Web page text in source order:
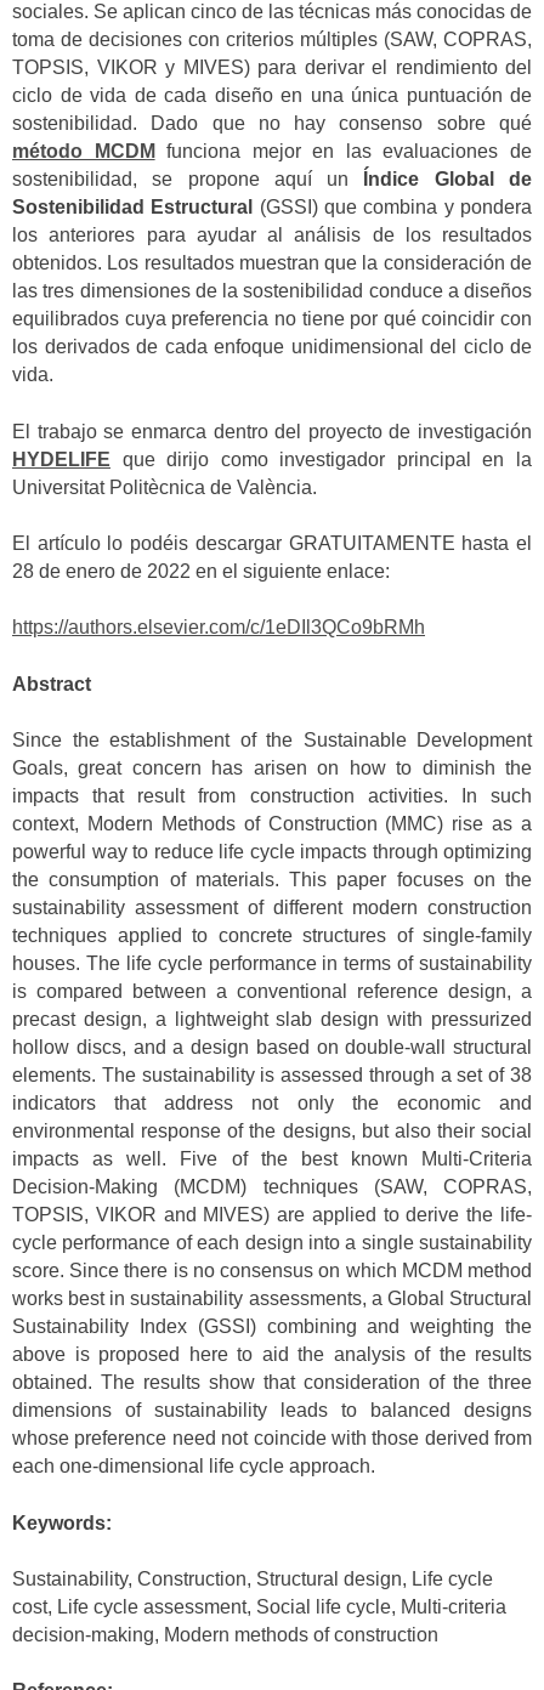
sociales. Se aplican cinco de las técnicas más conocidas de
toma de decisiones con criterios múltiples (SAW, COPRAS,
TOPSIS, VIKOR y MIVES) para derivar el rendimiento del
ciclo de vida de cada diseño en una única puntuación de
sostenibilidad. Dado que no hay consenso sobre qué
método MCDM funciona mejor en las evaluaciones de
sostenibilidad, se propone aquí un
Índice Global de
Sostenibilidad Estructural
(GSSI) que combina y pondera
los anteriores para ayudar al análisis de los resultados
obtenidos. Los resultados muestran que la consideración de
las tres dimensiones de la sostenibilidad conduce a diseños
equilibrados cuya preferencia no tiene por qué coincidir con
los derivados de cada enfoque unidimensional del ciclo de
vida.
El trabajo se enmarca dentro del proyecto de investigación
HYDELIFE que dirijo como investigador principal en la
Universitat Politècnica de València.
El artículo lo podéis descargar GRATUITAMENTE hasta el
28 de enero de 2022 en el siguiente enlace:
https://authors.elsevier.com/c/1eDIl3QCo9bRMh
Abstract
Since the establishment of the Sustainable Development
Goals, great concern has arisen on how to diminish the
impacts that result from construction activities. In such
context, Modern Methods of Construction (MMC) rise as a
powerful way to reduce life cycle impacts through optimizing
the consumption of materials. This paper focuses on the
sustainability assessment of different modern construction
techniques applied to concrete structures of single-family
houses. The life cycle performance in terms of sustainability
is compared between a conventional reference design, a
precast design, a lightweight slab design with pressurized
hollow discs, and a design based on double-wall structural
elements. The sustainability is assessed through a set of 38
indicators that address not only the economic and
environmental response of the designs, but also their social
impacts as well. Five of the best known Multi-Criteria
Decision-Making (MCDM) techniques (SAW, COPRAS,
TOPSIS, VIKOR and MIVES) are applied to derive the life-
cycle performance of each design into a single sustainability
score. Since there is no consensus on which MCDM method
works best in sustainability assessments, a Global Structural
Sustainability Index (GSSI) combining and weighting the
above is proposed here to aid the analysis of the results
obtained. The results show that consideration of the three
dimensions of sustainability leads to balanced designs
whose preference need not coincide with those derived from
each one-dimensional life cycle approach.
Keywords:
Sustainability, Construction, Structural design, Life cycle
cost, Life cycle assessment, Social life cycle, Multi-criteria
decision-making, Modern methods of construction